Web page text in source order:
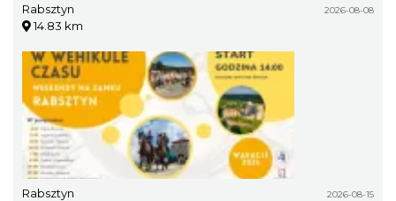
Rabsztyn 2026-08-08
14.83 km
Rabsztyn 2026-08-15